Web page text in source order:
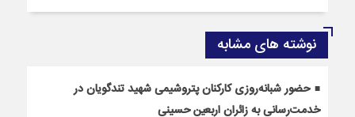
نوشته های مشابه
حضور شبانه‌روزی کارکنان پتروشیمی شهید تندگویان در
خدمت‌رسانی به زائران اربعین حسینی